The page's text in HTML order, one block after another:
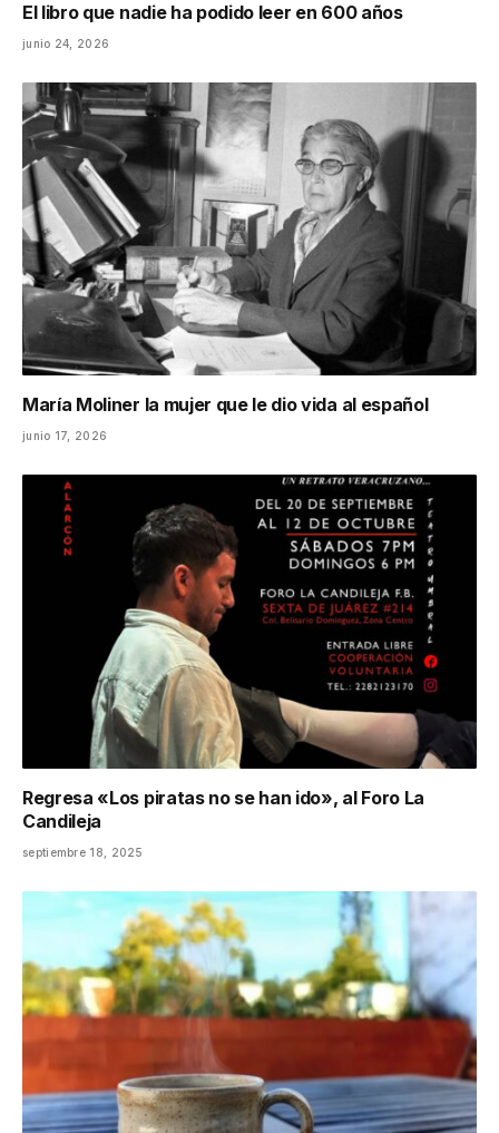
El libro que nadie ha podido leer en 600 años
junio 24, 2026
María Moliner la mujer que le dio vida al español
junio 17, 2026
Regresa «Los piratas no se han ido», al Foro La
Candileja
septiembre 18, 2025